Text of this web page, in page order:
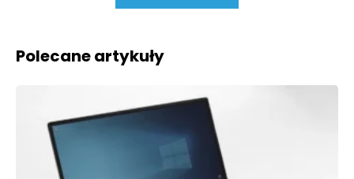
Polecane artykuły